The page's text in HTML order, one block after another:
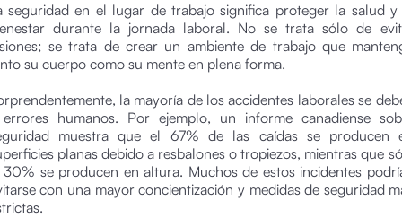
seguridad en el lugar de trabajo significa proteger la salud y
durante la jornada laboral. No se trata sólo de
se trata de crear un ambiente de trabajo que
su cuerpo como su mente en plena forma.
la mayoría de los accidentes laborales se
humanos. Por ejemplo, un informe canadiense
muestra que el 67% de las caídas se producen
planas debido a resbalones o tropiezos, mientras que
30% se producen en altura. Muchos de estos incidentes
con una mayor concientización y medidas de seguridad